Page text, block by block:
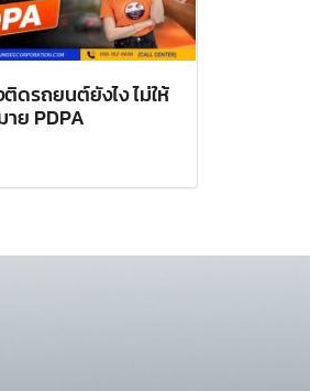
ดรถยนต์ยังไง ไม่ให้
ย PDPA